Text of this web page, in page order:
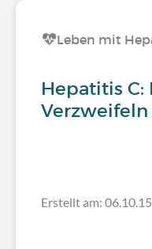
Leben mit
Hepatitis
Verzweifeln
Erstellt am: 06.10.15